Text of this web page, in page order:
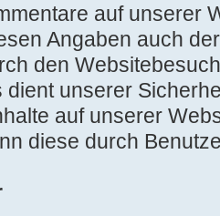
auf unserer
Angaben auch
den
dient unserer
auf unserer
diese durch